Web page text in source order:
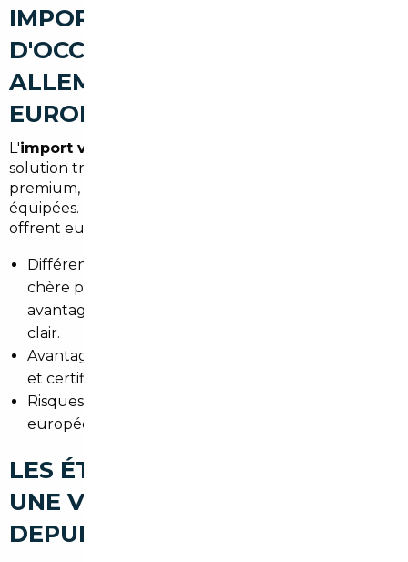
IMPORT DE VOITURES
D'OCCASION À SARCELLES :
ALLEMAGNE, BELGIQUE ET
EUROPE
L'import voiture Allemagne Sarcelles
solution très recherchée pour les véhicules
premium, diesels récents et petites berlines bien
équipées. La Belgique et d'autres pays européens
offrent eux aussi des opportunités intéressantes.
Différences de prix : Allemagne souvent moins
chère pour les marques premium; Belgique
avantageuse pour les véhicules avec historique
clair.
Avantages : mieux équipé, kilométrage parfois réel
et certificats d'entretien disponibles.
Risques maîtrisés : fiscalité, conformité
européenne et contrôle technique.
LES ÉTAPES POUR IMPORTER
UNE VOITURE D'OCCASION
DEPUIS SARCELLES